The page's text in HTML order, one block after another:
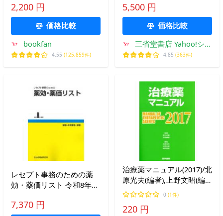
2,200 円
価格比較
bookfan
4.55 (125,859件)
5,500 円
価格比較
三省堂書店 Yahoo!ショ
ッピング店
4.85 (363件)
レセプト事務のための薬
効・薬価リスト 令和8年度
7,370 円
治療薬マニュアル(2017)/北
原光夫(編者),上野文昭(編
者),越前宏俊(編者),高久史
麿
0 (1件)
220 円